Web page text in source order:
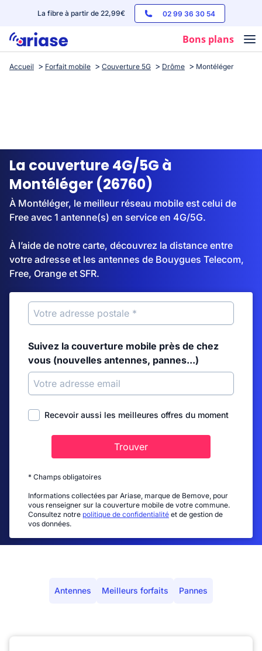
La fibre à partir de 22,99€ 02 99 36 30 54
Bons plans
Box internet
Streaming
Accueil Forfait mobile Couverture 5G Drôme Montéléger
La couverture 4G/5G à
Montéléger (26760)
À Montéléger, le meilleur réseau mobile est celui de
Free avec 1 antenne(s) en service en 4G/5G.
À l’aide de notre carte, découvrez la distance entre
votre adresse et les antennes de Bouygues Telecom,
Free, Orange et SFR.
Suivez la couverture mobile près de chez
vous (nouvelles antennes, pannes...)
Recevoir aussi les meilleures offres du moment
Trouver
* Champs obligatoires
Informations collectées par Ariase, marque de Bemove, pour
vous renseigner sur la couverture mobile de votre commune.
Consultez notre politique de confidentialité et de gestion de
vos données.
Antennes Meilleurs forfaits Pannes